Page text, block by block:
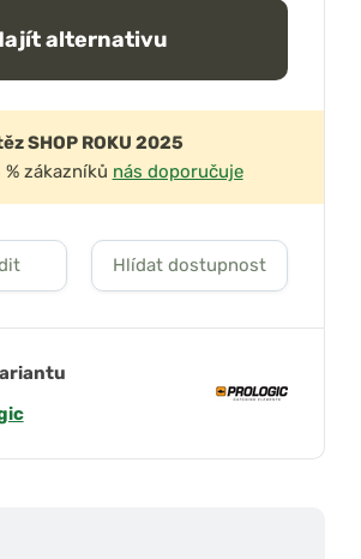
alternativu
SHOP ROKU 2025
% zákazníků nás doporučuje
Hlídat dostupnost